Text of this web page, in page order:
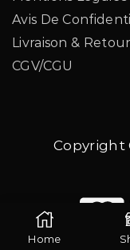
Avis De
Livraison &
CGV/CGU
Copyright
Home